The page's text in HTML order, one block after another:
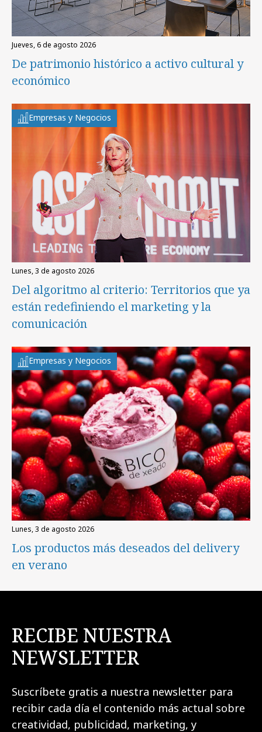
jueves, 6 de agosto 2026
De patrimonio histórico a activo cultural y
económico
Empresas y Negocios
lunes, 3 de agosto 2026
Del algoritmo al criterio: Territorios que ya
están redefiniendo el marketing y la
comunicación
Empresas y Negocios
lunes, 3 de agosto 2026
Los productos más deseados del delivery
en verano
RECIBE NUESTRA
NEWSLETTER
Suscríbete gratis a nuestra newsletter para
recibir cada día el contenido más actual sobre
creatividad, publicidad, marketing, y